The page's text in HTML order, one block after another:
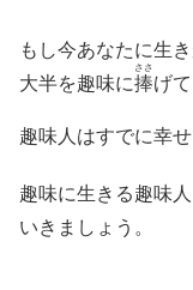
もし今あなたに生
大半を趣味に捧
ささ
げ
趣味人はすでに幸せ
趣味に生きる趣味
いきましょう。